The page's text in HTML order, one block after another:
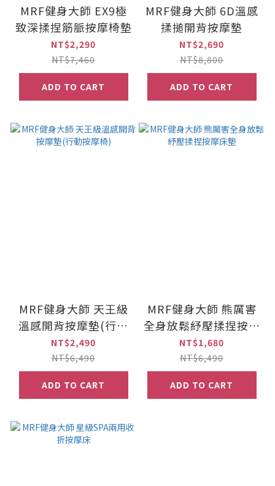
MRF健身大師 EX9極
致深揉捏筋脈按摩椅墊
NT$2,290
NT$7,460
ADD TO CART
MRF健身大師 6D溫感
揉搥開背按摩墊
NT$2,690
NT$8,800
ADD TO CART
MRF健身大師 天王級
溫感開背按摩墊(行動
按摩椅)
NT$2,490
NT$6,490
ADD TO CART
MRF健身大師 熊厲害
全身放鬆紓壓揉捏按摩
床墊
NT$1,680
NT$6,490
ADD TO CART